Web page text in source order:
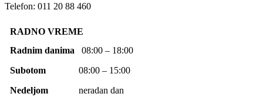
Telefon: 011 20 88 460
RADNO VREME
Radnim danima 08:00 – 18:00
Subotom 08:00 – 15:00
Nedeljom neradan dan